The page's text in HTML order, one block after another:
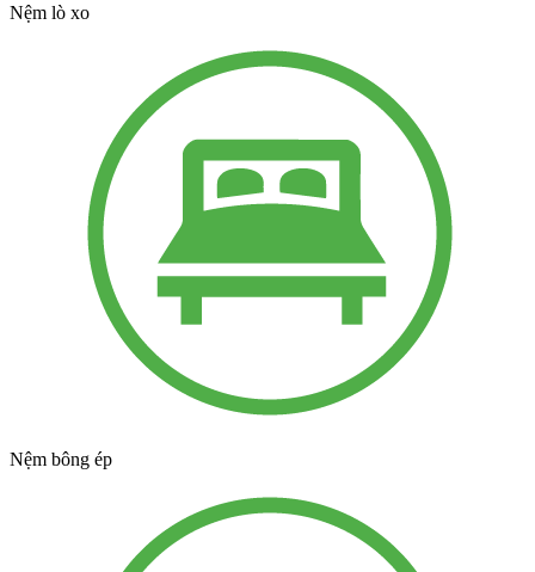
Nệm lò xo
Nệm bông ép